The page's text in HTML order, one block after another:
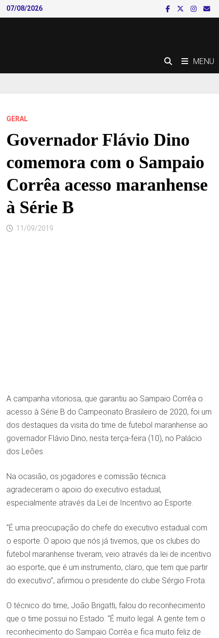
Skip
to
07/08/2026
MENU
GERAL
Governador Flávio Dino
comemora com o Sampaio
Corrêa acesso maranhense
à Série B
11/09/2019
A campanha vitoriosa, que garantiu ao Sampaio Corrêa o
acesso à Série B do Campeonato Brasileiro de 2020, foi um
dos destaques da visita do time de futebol maranhense ao
governador Flávio Dino, nesta terça-feira (10), no Palácio
dos Leões.
Na ocasião, os jogadores e comissão técnica
agradeceram o apoio do executivo estadual,
especialmente através da Lei de Incentivo ao Esporte.
“É uma preocupação do chefe do executivo estadual com
o esporte. O apoio que nós já tivemos, que os clubes do
futebol maranhense tiveram, veio através da lei de incentivo
ao esporte, que é um instrumento, claro, que tem que partir
do executivo”, afirmou o presidente do clube Sérgio Frota.
O técnico do time, João Brigatti, falou do reconhecimento
que o time possui no Estado. “É muito legal. A gente tem o
reconhecimento do Sampaio Corrêa e fica muito feliz de